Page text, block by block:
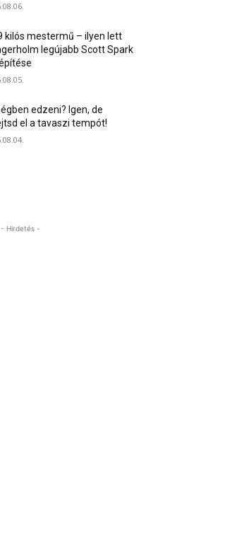
kilós mestermű – ilyen lett
legújabb Scott Spark
edzeni? Igen, de
el a tavaszi tempót!
- Hirdetés -